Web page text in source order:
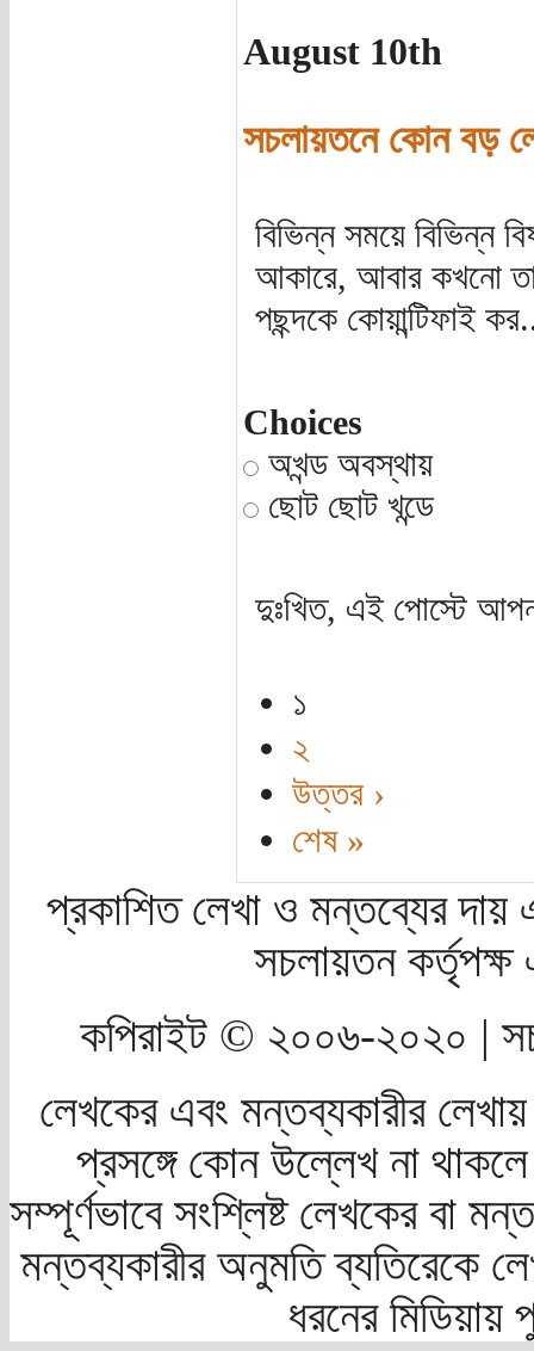
August 10th
সচলায়তনে কোন বড়
বিভিন্ন সময়ে বিভিন্ন
আকারে, আবার কখনো তা
পছন্দকে কোয়ান্টিফাই
Choices
অখন্ড অবস্থায়
ছোট ছোট খন্ডে
দুঃখিত, এই পোস্টে
১
২
উত্তর ›
শেষ »
প্রকাশিত লেখা ও মন্তব্যের দায়
সচলায়তন
কপিরাইট © ২০০৬-২০২০ |
লেখকের এবং মন্তব্যকারীর
প্রসঙ্গে কোন উল্লেখ না
সম্পূর্ণভাবে সংশ্লিষ্ট লেখকের বা
মন্তব্যকারীর অনুমতি ব্যতিরেকে
ধরনের মিডিয়ায়